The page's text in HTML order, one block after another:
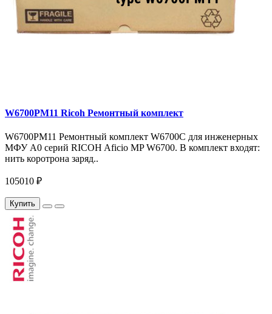
W6700PM11 Ricoh Ремонтный комплект
W6700PM11 Ремонтный комплект W6700C для инженерных
МФУ A0 серий RICOH Aficio MP W6700. В комплект входят:
нить коротрона заряд..
105010 ₽
Купить